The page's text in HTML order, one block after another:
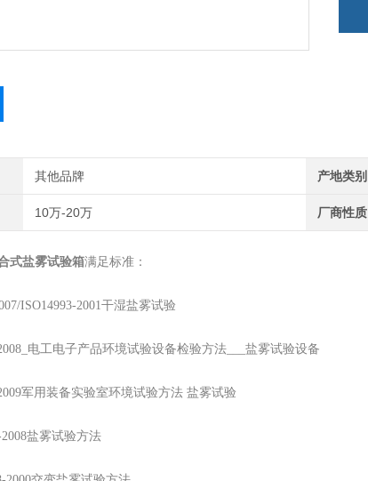
其他品牌 产地类别
10万-20万 厂商性质
式盐雾试验箱满足标准：
ISO14993-2001干湿盐雾试验
电工电子产品环境试验设备检验方法___盐雾试验设备
军用装备实验室环境试验方法 盐雾试验
盐雾试验方法